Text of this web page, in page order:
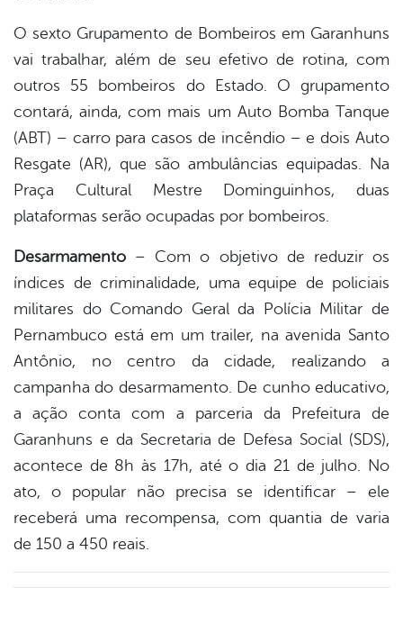
O sexto Grupamento de Bombeiros em Garanhuns
vai trabalhar, além de seu efetivo de rotina, com
outros 55 bombeiros do Estado. O grupamento
contará, ainda, com mais um Auto Bomba Tanque
(ABT) – carro para casos de incêndio – e dois Auto
Resgate (AR), que são ambulâncias equipadas. Na
Praça Cultural Mestre Dominguinhos, duas
plataformas serão ocupadas por bombeiros.
Desarmamento – Com o objetivo de reduzir os
índices de criminalidade, uma equipe de policiais
militares do Comando Geral da Polícia Militar de
Pernambuco está em um trailer, na avenida Santo
Antônio, no centro da cidade, realizando a
campanha do desarmamento. De cunho educativo,
a ação conta com a parceria da Prefeitura de
Garanhuns e da Secretaria de Defesa Social (SDS),
acontece de 8h às 17h, até o dia 21 de julho. No
ato, o popular não precisa se identificar – ele
receberá uma recompensa, com quantia de varia
de 150 a 450 reais.